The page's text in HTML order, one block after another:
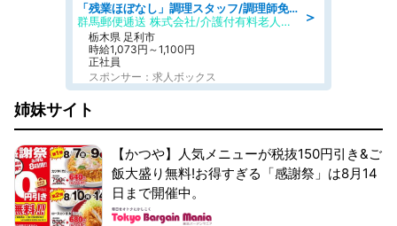
＞
「残業ほぼなし」調理スタッフ/調理師免許必須/正職員/日勤のみ/介護付き有料老人ホーム/社会保障完備
群馬郵便逓送 株式会社/介護付有料老人ホーム ふる里
栃木県 足利市
時給1,073円～1,100円
正社員
スポンサー：求人ボックス
姉妹サイト
【かつや】人気メニューが税抜150円引き&ご
飯大盛り無料!お得すぎる「感謝祭」は8月14
日まで開催中。